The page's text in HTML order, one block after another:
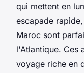
qui mettent en
escapade
Maroc sont
l'Atlantique. Ces
voyage riche en